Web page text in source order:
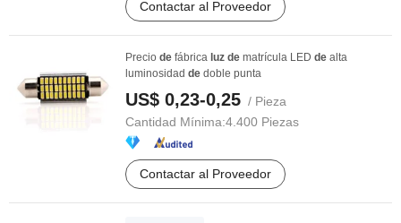
Contactar al Proveedor
Precio de fábrica luz de matrícula LED de alta
luminosidad de doble punta
US$ 0,23-0,25 / Pieza
Cantidad Mínima:4.400 Piezas
Contactar al Proveedor